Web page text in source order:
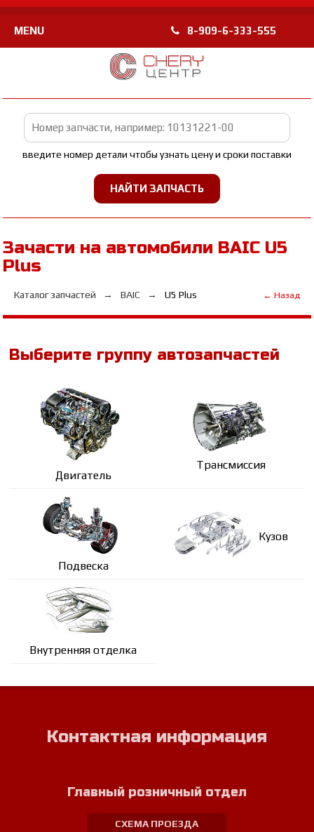
MENU 8-909-6-333-555
введите номер детали чтобы узнать цену и сроки поставки
Зачасти на автомобили BAIC U5
Plus
Каталог запчастей BAIC U5 Plus ← Назад
Выберите группу автозапчастей
Двигатель
Трансмиссия
Подвеска
Кузов
Внутренняя отделка
Контактная информация
Главный розничный отдел
СХЕМА ПРОЕЗДА